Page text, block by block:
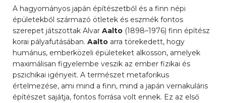
A hagyományos japán építészetből és a finn népi
épületekből származó ötletek és eszmék fontos
szerepet játszottak Alvar Aalto (1898–1976) finn építész
korai pályafutásában. Aalto arra törekedett, hogy
humánus, emberközeli épületeket alkosson, amelyek
maximálisan figyelembe veszik az ember fizikai és
pszichikai igényeit. A természet metaforikus
értelmezése, ami mind a finn, mind a japán vernakuláris
építészet sajátja, fontos forrása volt ennek. Ez az első